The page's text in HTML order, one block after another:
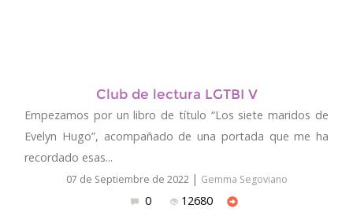
Club de lectura LGTBI V
Empezamos por un libro de título “Los siete maridos de
Evelyn Hugo”, acompañado de una portada que me ha
recordado esas...
07 de Septiembre de 2022 | Gemma Segoviano
0 12680